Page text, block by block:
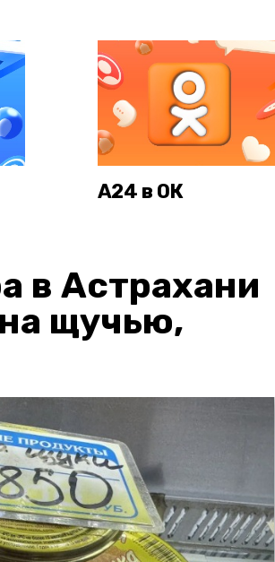
А24 в ОК
в Астрахани
щучью,